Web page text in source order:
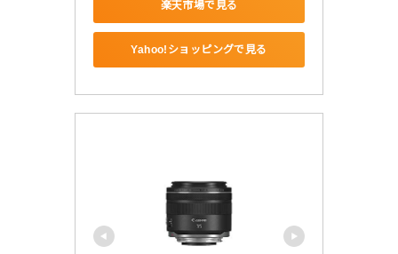
楽天市場で見る
Yahoo!ショッピングで見る